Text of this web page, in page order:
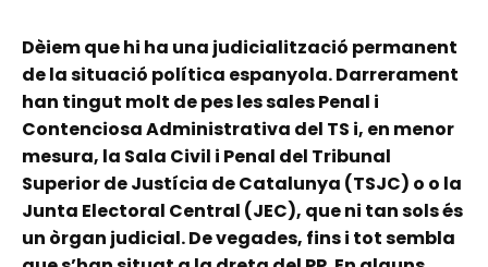
Dèiem que hi ha una judicialització permanent
de la situació política espanyola. Darrerament
han tingut molt de pes les sales Penal i
Contenciosa Administrativa del TS i, en menor
mesura, la Sala Civil i Penal del Tribunal
Superior de Justícia de Catalunya (TSJC) o o la
Junta Electoral Central (JEC), que ni tan sols és
un òrgan judicial. De vegades, fins i tot sembla